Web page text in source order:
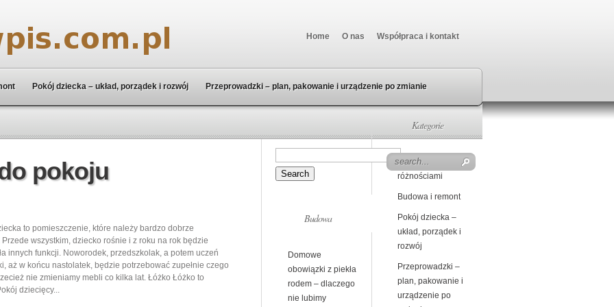
Home O nas Współpraca i kontakt
Pokój dziecka – układ, porządek i rozwój Przeprowadzki – plan, pakowanie i urządzenie po zmianie
pokoju
to pomieszczenie, które należy bardzo dobrze
wszystkim, dziecko rośnie i z roku na rok będzie
innych funkcji. Noworodek, przedszkolak, a potem uczeń
aż w końcu nastolatek, będzie potrzebować zupełnie czego
nie zmieniamy mebli co kilka lat. Łóżko Łóżko to
dziecięcy...
Budowa
Domowe
obowiązki z piekła
rodem – dlaczego
nie lubimy
Kategorie
Beczka z
różnościami
Budowa i remont
Pokój dziecka –
układ, porządek i
rozwój
Przeprowadzki –
plan, pakowanie i
urządzenie po